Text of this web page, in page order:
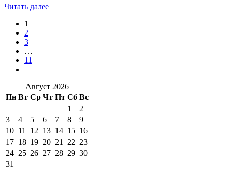
Читать далее
1
2
3
…
11
Август 2026
Пн Вт Ср Чт Пт Сб Вс
1
2
3
4 5 6 7 8
9
10 11 12 13 14 15 16
17 18 19 20 21 22 23
24 25 26 27 28 29 30
31